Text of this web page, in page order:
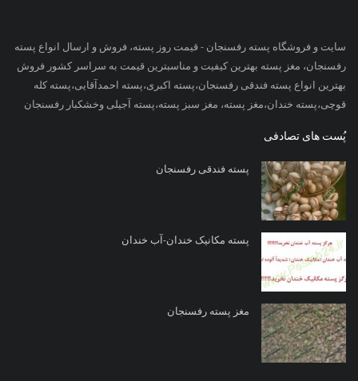
سایت و فروشگاه پسته رفسنجان - قیمت روز پسته، فروش و ارسال انواع پسته
رفسنجان، مغز پسته بهترین کیفیت و مناسبترین قیمت به سراسر کشور فروش
بهترین انواع پسته فندقی رفسنجان،پسته اکبری،پسته احمدآقایی،پسته کله
قوچی،پسته خندان،مغز پسته، مغز سبز پسته،پسته آجیلی وخشکبار رفسنجان
پُست های تصادفی
پسته فندقی رفسنجان
پسته مکانیک خندان-آب خندان
مغز پسته رفسنجان